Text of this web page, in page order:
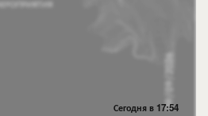
Сегодня в 17:54